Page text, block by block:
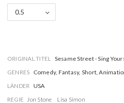
0.5
ORIGINAL TITEL Sesame Street - Sing
GENRES Comedy, Fantasy, Short,
LÄNDER USA
REGIE Jon Stone
Lisa Simon